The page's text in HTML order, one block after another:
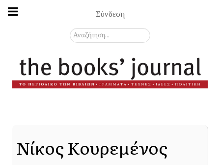
Σύνδεση
Αναζήτηση...
Νίκος Κουρεμένος